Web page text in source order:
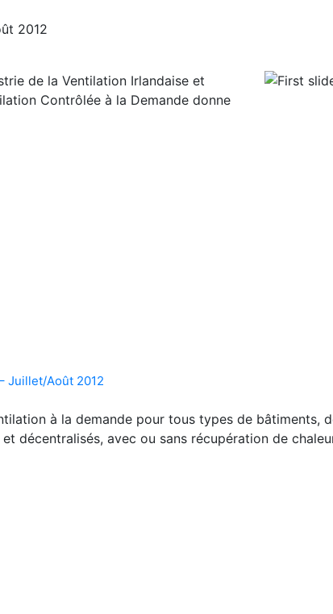
2012
de la Ventilation Irlandaise et
Contrôlée à la Demande donne
Juillet/Août 2012
à la demande pour tous types de bâtiments,
décentralisés, avec ou sans récupération de